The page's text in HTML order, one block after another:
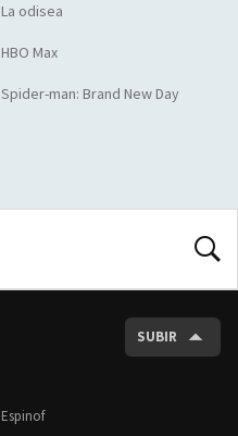
La odisea
HBO Max
Spider-man: Brand New Day
SUBIR
Espinof